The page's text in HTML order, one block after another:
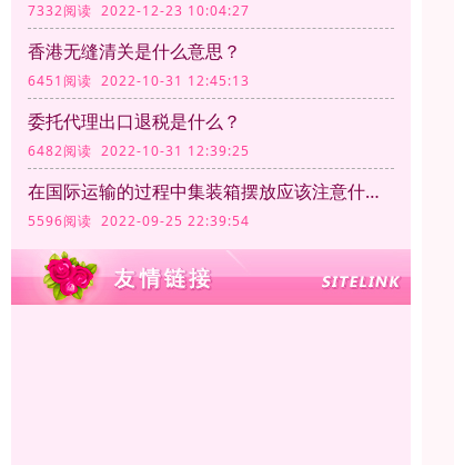
7332阅读 2022-12-23 10:04:27
香港无缝清关是什么意思？
6451阅读 2022-10-31 12:45:13
委托代理出口退税是什么？
6482阅读 2022-10-31 12:39:25
在国际运输的过程中集装箱摆放应该注意什么？
5596阅读 2022-09-25 22:39:54